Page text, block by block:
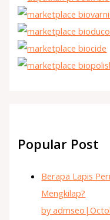
Popular Post
Berapa Lapis
Mengkilap?
by admseo |